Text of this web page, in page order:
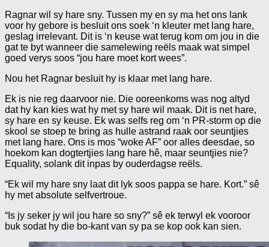
Ragnar wil sy hare sny. Tussen my en sy ma het ons lank
voor hy gebore is besluit ons soek ‘n kleuter met lang hare,
geslag irrelevant. Dit is ‘n keuse wat terug kom om jou in die
gat te byt wanneer die samelewing reëls maak wat simpel
goed verys soos “jou hare moet kort wees”.
Nou het Ragnar besluit hy is klaar met lang hare.
Ek is nie reg daarvoor nie. Die ooreenkoms was nog altyd
dat hy kan kies wat hy met sy hare wil maak. Dit is net hare,
sy hare en sy keuse. Ek was selfs reg om ‘n PR-storm op die
skool se stoep te bring as hulle astrand raak oor seuntjies
met lang hare. Ons is mos “woke AF” oor alles deesdae, so
hoekom kan dogtertjies lang hare hê, maar seuntjies nie?
Equality, solank dit inpas by ouderdagse reëls.
“Ek wil my hare sny laat dit lyk soos pappa se hare. Kort.” sê
hy met absolute selfvertroue.
“Is jy seker jy wil jou hare so sny?” sê ek terwyl ek vooroor
buk sodat hy die bo-kant van sy pa se kop ook kan sien.